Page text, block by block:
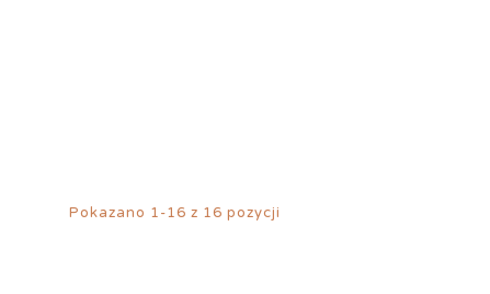
Pokazano 1-16 z 16 pozycji